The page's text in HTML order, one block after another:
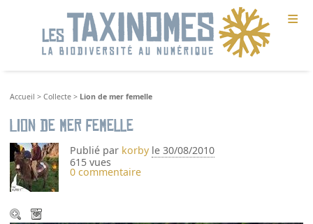
≡
Accueil >Collecte > Lion de mer femelle
Lion de mer femelle
Publié par korby le 30/08/2010
615 vues
0 commentaire